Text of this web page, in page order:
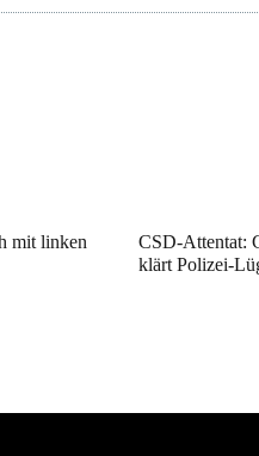
mit linken
CSD-Attentat:
klärt Polizei-